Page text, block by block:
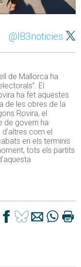
@IB3noticies
de Mallorca ha
El
ha fet aquestes
de les obres de la
Rovira, el
de govern ha
com el
en els terminis
tots els partits